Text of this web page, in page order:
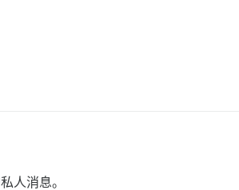
人消息。